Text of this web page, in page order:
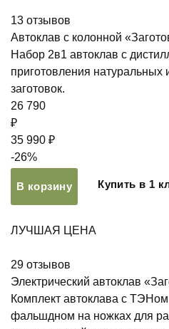
13 отзывов
Автоклав с колонной
Набор 2в1 автоклав с
приготовления
заготовок.
26 790
₽
35 990 ₽
-26%
В корзину Купить в 1
ЛУЧШАЯ ЦЕНА
29 отзывов
Электрический автоклав
Комплект автоклава с
фальшдном на ножках для